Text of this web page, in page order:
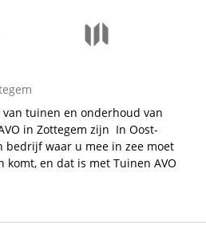
tuinen en onderhoud van
in Zottegem zijn In Oost-
bedrijf waar u mee in zee moet
en dat is met Tuinen AVO